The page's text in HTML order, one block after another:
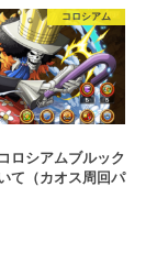
コロシアム
ロシアムブルック
て（カオス周回パ